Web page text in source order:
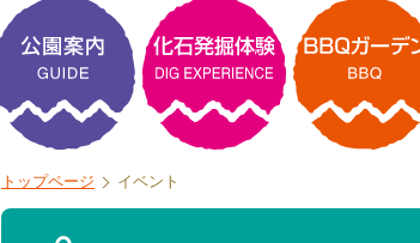
トップページ イベント